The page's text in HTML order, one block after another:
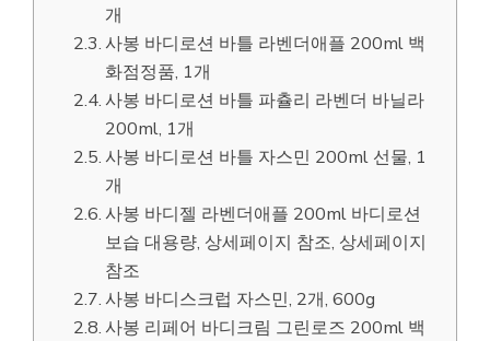
개
사봉 바디로션 바틀 라벤더애플 200ml 백
화점정품, 1개
사봉 바디로션 바틀 파츌리 라벤더 바닐라
200ml, 1개
사봉 바디로션 바틀 자스민 200ml 선물, 1
개
사봉 바디젤 라벤더애플 200ml 바디로션
보습 대용량, 상세페이지 참조, 상세페이지
참조
사봉 바디스크럽 자스민, 2개, 600g
사봉 리페어 바디크림 그린로즈 200ml 백